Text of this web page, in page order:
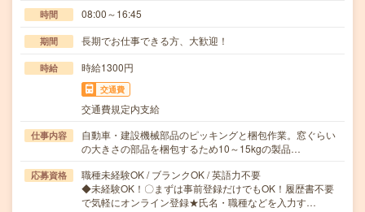
時間 08:00～16:45
期間 長期でお仕事できる方、大歓迎！
時給 時給1300円
交通費
交通費規定内支給
仕事内容
自動車・建設機械部品のピッキングと梱包作業。窓ぐらい
の大きさの部品を梱包するため10～15kgの製品…
応募資格
職種未経験OK / ブランクOK / 英語力不要
◆未経験OK！〇まずは事前登録だけでもOK！履歴書不要
で気軽にオンライン登録★氏名・職種などを入力す…